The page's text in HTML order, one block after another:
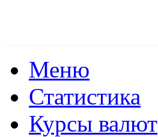
Меню
Статистика
Курсы валют